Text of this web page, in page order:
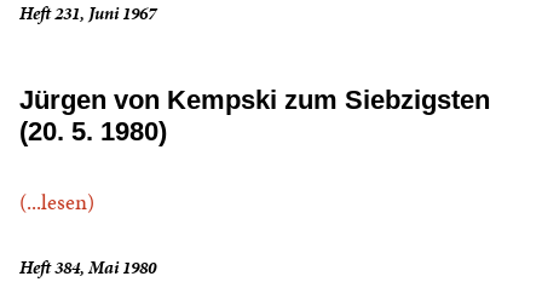
Heft 231, Juni 1967
Jürgen von Kempski zum Siebzigsten
(20. 5. 1980)
(...lesen)
Heft 384, Mai 1980